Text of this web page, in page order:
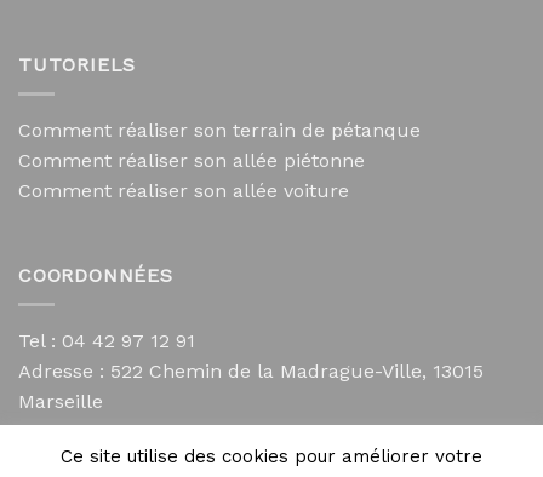
TUTORIELS
Comment réaliser son terrain de pétanque
Comment réaliser son allée piétonne
Comment réaliser son allée voiture
COORDONNÉES
Tel : 04 42 97 12 91
Adresse : 522 Chemin de la Madrague-Ville, 13015
Marseille
contact@mycailloux.com
Mentions légales
Ce site utilise des cookies pour améliorer votre